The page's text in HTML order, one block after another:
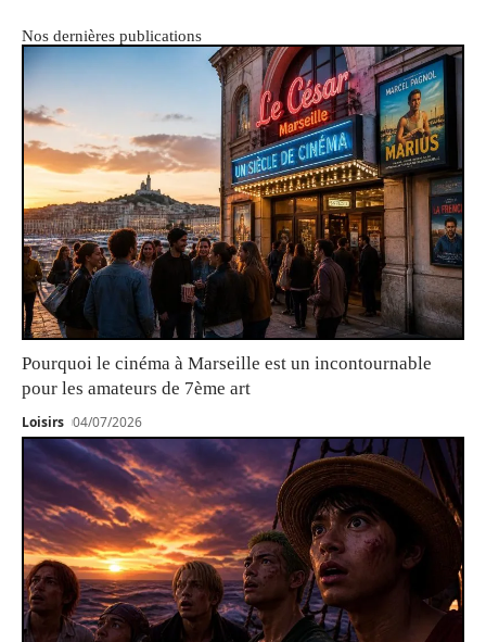
Nos dernières publications
Pourquoi le cinéma à Marseille est un incontournable
pour les amateurs de 7ème art
Loisirs 04/07/2026